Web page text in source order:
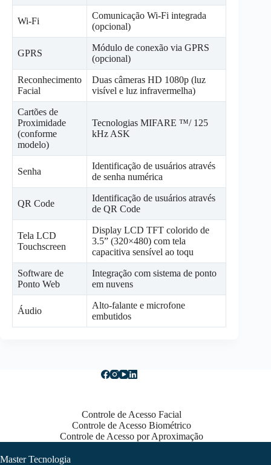
Wi-Fi
Comunicação Wi-Fi integrada
(opcional)
GPRS
Módulo de conexão via GPRS
(opcional)
Reconhecimento
Facial
Duas câmeras HD 1080p (luz
visível e luz infravermelha)
Cartões de
Proximidade
(conforme
modelo)
Tecnologias MIFARE ™/ 125
kHz ASK
Senha
Identificação de usuários através
de senha numérica
QR Code
Identificação de usuários através
de QR Code
Tela LCD
Touchscreen
Display LCD TFT colorido de
3.5” (320×480) com tela
capacitiva sensível ao toqu
Software de
Ponto Web
Integração com sistema de ponto
em nuvens
Áudio
Alto-falante e microfone
embutidos
Controle de Acesso Facial
Controle de Acesso Biométrico
Controle de Acesso por Aproximação
Master Tecnologia